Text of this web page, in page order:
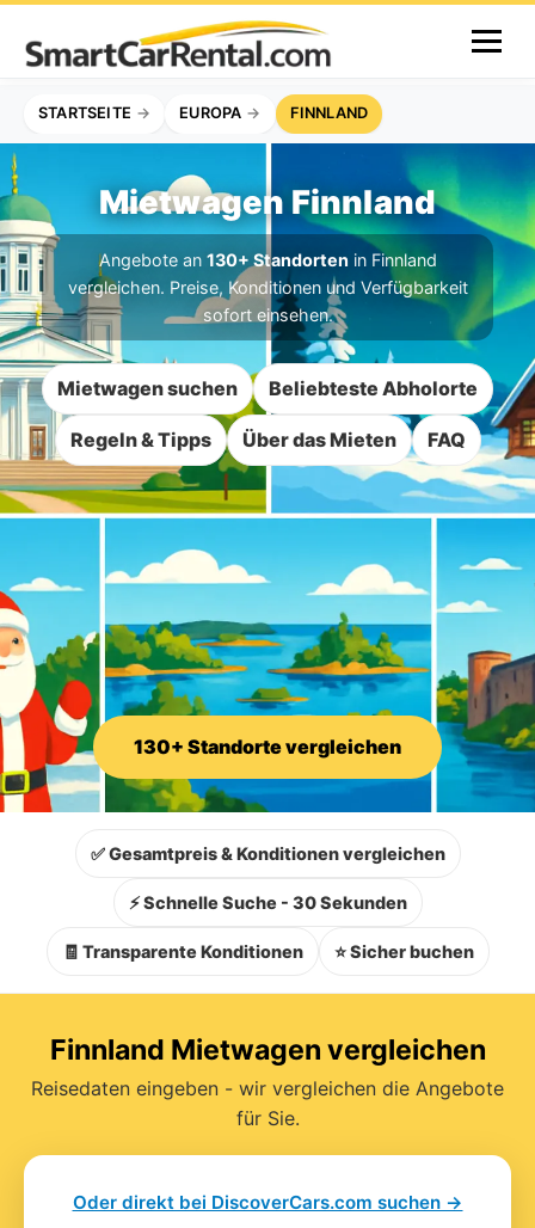
STARTSEITE EUROPA FINNLAND
Mietwagen Finnland
Angebote an 130+ Standorten in Finnland
vergleichen. Preise, Konditionen und Verfügbarkeit
sofort einsehen.
Mietwagen suchen Beliebteste Abholorte
Regeln & Tipps Über das Mieten FAQ
130+ Standorte vergleichen
✅ Gesamtpreis & Konditionen vergleichen
⚡ Schnelle Suche - 30 Sekunden
🧾 Transparente Konditionen ⭐ Sicher buchen
Finnland Mietwagen vergleichen
Reisedaten eingeben - wir vergleichen die Angebote
für Sie.
Oder direkt bei DiscoverCars.com suchen →